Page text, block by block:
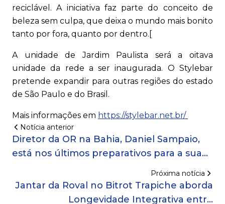
reciclável. A iniciativa faz parte do conceito de
beleza sem culpa, que deixa o mundo mais bonito
tanto por fora, quanto por dentro.[
A unidade de Jardim Paulista será a oitava
unidade da rede a ser inaugurada. O Stylebar
pretende expandir para outras regiões do estado
de São Paulo e do Brasil.
Mais informações em https://stylebar.net.br/
Notícia anterior
Diretor da OR na Bahia, Daniel Sampaio,
está nos últimos preparativos para a sua
Próxima notícia
Jantar da Roval no Bitrot Trapiche aborda
Longevidade Integrativa entre